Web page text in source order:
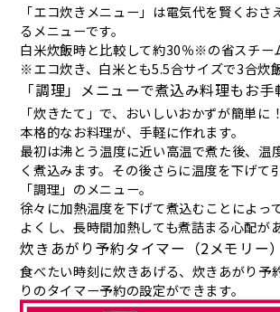
「エコ炊きメニュー」は電気代を賢くおさ
るメニューです。
白米炊飯時と比較して約30％※の省スチー
※エコ炊き、白米とも5.5合サイズで3合炊
「調理」メニューで煮込み料理もお手
「炊きたて」で、おいしいおかずが簡単に
本格的なお料理が、手軽に作れます。
最初は沸とう温度に近い高温で煮た後、温
く煮込みます。その後さらに温度を下げて
「調理」のメニュー。
徐々に加熱温度を下げて煮込むことによっ
よくし、長時間加熱しても煮詰まる心配が
炊きあがり予約タイマー（2メモリー）
食べたい時刻に炊きあげる、炊きあがり予
りのタイマー予約の設定ができます。